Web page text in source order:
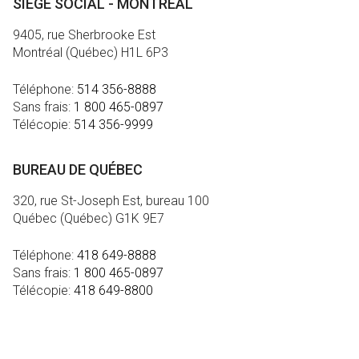
SIÈGE SOCIAL - MONTRÉAL
9405, rue Sherbrooke Est
Montréal (Québec) H1L 6P3
Téléphone: 514 356-8888
Sans frais: 1 800 465-0897
Télécopie: 514 356-9999
BUREAU DE QUÉBEC
320, rue St-Joseph Est, bureau 100
Québec (Québec) G1K 9E7
Téléphone: 418 649-8888
Sans frais: 1 800 465-0897
Télécopie: 418 649-8800